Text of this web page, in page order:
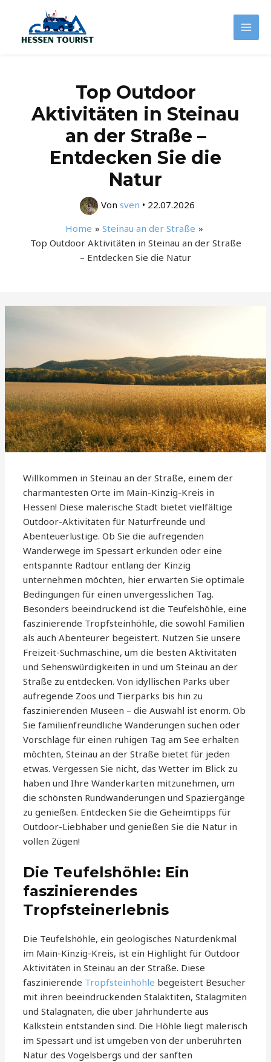
springen
Main
Top Outdoor
Aktivitäten in Steinau
an der Straße –
Entdecken Sie die
Natur
Von sven • 22.07.2026
Home
Steinau an der Straße
Top Outdoor Aktivitäten in Steinau an der Straße
– Entdecken Sie die Natur
Willkommen in Steinau an der Straße, einem der
charmantesten Orte im Main-Kinzig-Kreis in
Hessen! Diese malerische Stadt bietet vielfältige
Outdoor-Aktivitäten für Naturfreunde und
Abenteuerlustige. Ob Sie die aufregenden
Wanderwege im Spessart erkunden oder eine
entspannte Radtour entlang der Kinzig
unternehmen möchten, hier erwarten Sie optimale
Bedingungen für einen unvergesslichen Tag.
Besonders beeindruckend ist die Teufelshöhle, eine
faszinierende Tropfsteinhöhle, die sowohl Familien
als auch Abenteurer begeistert. Nutzen Sie unsere
Freizeit-Suchmaschine, um die besten Aktivitäten
und Sehenswürdigkeiten in und um Steinau an der
Straße zu entdecken. Von idyllischen Parks über
aufregende Zoos und Tierparks bis hin zu
faszinierenden Museen – die Auswahl ist enorm. Ob
Sie familienfreundliche Wanderungen suchen oder
Vorschläge für einen ruhigen Tag am See erhalten
möchten, Steinau an der Straße bietet für jeden
etwas. Vergessen Sie nicht, das Wetter im Blick zu
haben und Ihre Wanderkarten mitzunehmen, um
die schönsten Rundwanderungen und Spaziergänge
zu genießen. Entdecken Sie die Geheimtipps für
Outdoor-Liebhaber und genießen Sie die Natur in
vollen Zügen!
Die Teufelshöhle: Ein
faszinierendes
Tropfsteinerlebnis
Die Teufelshöhle, ein geologisches Naturdenkmal
im Main-Kinzig-Kreis, ist ein Highlight für Outdoor
Aktivitäten in Steinau an der Straße. Diese
faszinierende Tropfsteinhöhle begeistert Besucher
mit ihren beeindruckenden Stalaktiten, Stalagmiten
und Stalagnaten, die über Jahrhunderte aus
Kalkstein entstanden sind. Die Höhle liegt malerisch
im Spessart und ist umgeben von der unberührten
Natur des Vogelsbergs und der sanften